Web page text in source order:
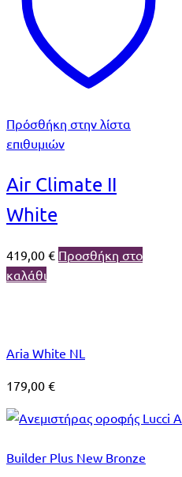
Πρόσθήκη στην λίστα
επιθυμιών
Air Climate II
White
419,00 € Προσθήκη στο
καλάθι
Aria White NL
179,00 €
Builder Plus New Bronze